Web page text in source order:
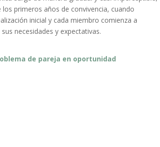
los primeros años de convivencia, cuando
inicial y cada miembro comienza a
necesidades y expectativas.
de pareja en oportunidad